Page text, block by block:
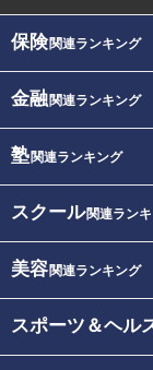
保険関連ランキング
金融関連ランキング
塾関連ランキング
スクール関連ラン
美容関連ランキング
スポーツ＆ヘル